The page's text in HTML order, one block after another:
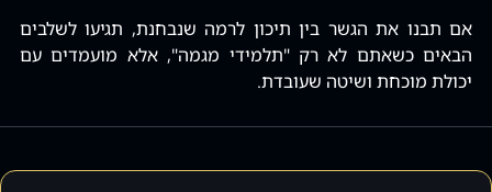
אם תבנו את הגשר בין תיכון לרמה שנבחנת‚ תגיעו לשלבים
הבאים כשאתם לא רק "תלמידי מגמה"‚ אלא מועמדים עם
יכולת מוכחת ושיטה שעובדת.